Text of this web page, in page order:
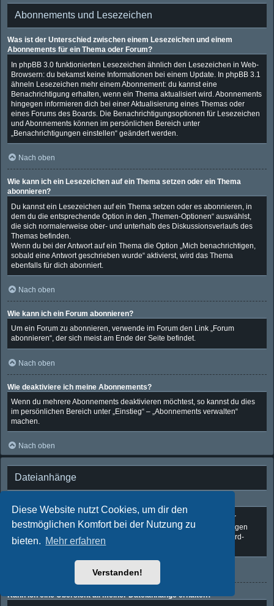
Diese Website nutzt Cookies, um dir den
bestmöglichen Komfort bei der Nutzung zu
bieten. Mehr erfahren
Verstanden!
Abonnements und Lesezeichen
Was ist der Unterschied zwischen einem Lesezeichen und einem
Abonnements für ein Thema oder Forum?
In phpBB 3.0 funktionierten Lesezeichen ähnlich den Lesezeichen in Web-
Browsern: du bekamst keine Informationen bei einem Update. In phpBB 3.1
ähneln Lesezeichen mehr einem Abonnement: du kannst eine
Benachrichtigung erhalten, wenn ein Thema aktualisiert wird. Abonnements
hingegen informieren dich bei einer Aktualisierung eines Themas oder
eines Forums des Boards. Die Benachrichtigungsoptionen für Lesezeichen
und Abonnements können im persönlichen Bereich unter
„Benachrichtigungen einstellen“ geändert werden.
Nach oben
Wie kann ich ein Lesezeichen auf ein Thema setzen oder ein Thema
abonnieren?
Du kannst ein Lesezeichen auf ein Thema setzen oder es abonnieren, in
dem du die entsprechende Option in den „Themen-Optionen“ auswählst,
die sich normalerweise ober- und unterhalb des Diskussionsverlaufs des
Themas befinden.
Wenn du bei der Antwort auf ein Thema die Option „Mich benachrichtigen,
sobald eine Antwort geschrieben wurde“ aktivierst, wird das Thema
ebenfalls für dich abonniert.
Nach oben
Wie kann ich ein Forum abonnieren?
Um ein Forum zu abonnieren, verwende im Forum den Link „Forum
abonnieren“, der sich meist am Ende der Seite befindet.
Nach oben
Wie deaktiviere ich meine Abonnements?
Wenn du mehrere Abonnements deaktivieren möchtest, so kannst du dies
im persönlichen Bereich unter „Einstieg“ – „Abonnements verwalten“
machen.
Nach oben
Dateianhänge
Die Board-Administration kann bestimmte Dateitypen zulassen oder
verbieten. Falls du dir nicht sicher bist, welche Dateitypen du anhängen
kannst und du Unterstützung benötigst, wende dich bitte an die Board-
Administration.
Kann ich eine Übersicht all meiner Dateianhänge erhalten?